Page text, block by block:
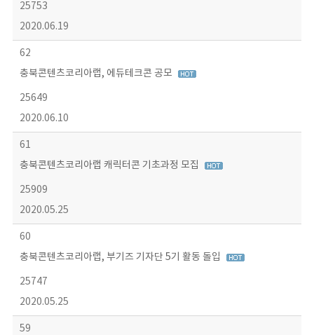
25753
2020.06.19
62
충북콘텐츠코리아랩, 에듀테크콘 공모
25649
2020.06.10
61
충북콘텐츠코리아랩 캐릭터콘 기초과정 모집
25909
2020.05.25
60
충북콘텐츠코리아랩, 부기즈 기자단 5기 활동 돌입
25747
2020.05.25
59